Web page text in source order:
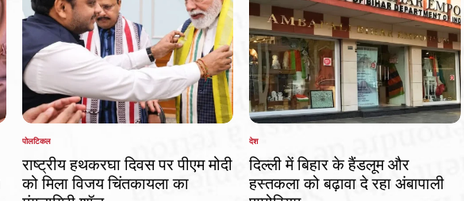
POSTED
पोलटिकल
राष्ट्रीय हथकरघा दिवस पर पीएम मोदी
को मिला विजय चिंतकायला का
POSTED
IN
देश
दिल्ली में बिहार के हैंडलूम और
हस्तकला को बढ़ावा दे रहा अंबापाली